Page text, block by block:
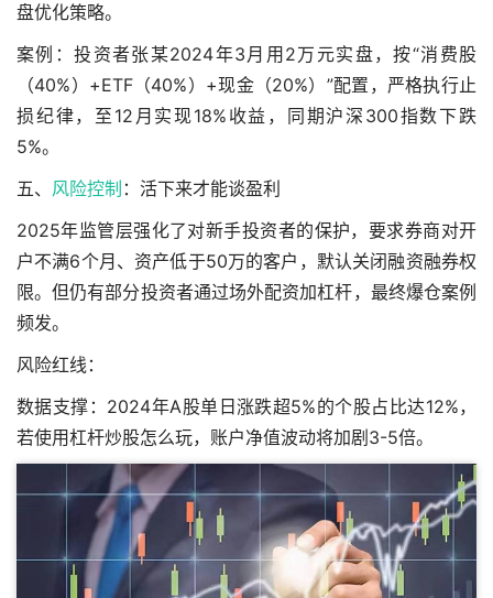
盘优化策略。
案例：投资者张某2024年3月用2万元实盘，按“消费股
（40%）+ETF（40%）+现金（20%）”配置，严格执行止
损纪律，至12月实现18%收益，同期沪深300指数下跌
5%。
五、 风险控制 ：活下来才能谈盈利
2025年监管层强化了对新手投资者的保护，要求券商对开
户不满6个月、资产低于50万的客户，默认关闭融资融券权
限。但仍有部分投资者通过场外配资加杠杆，最终爆仓案例
频发。
风险红线：
数据支撑：2024年A股单日涨跌超5%的个股占比达12%，
若使用杠杆炒股怎么玩，账户净值波动将加剧3-5倍。